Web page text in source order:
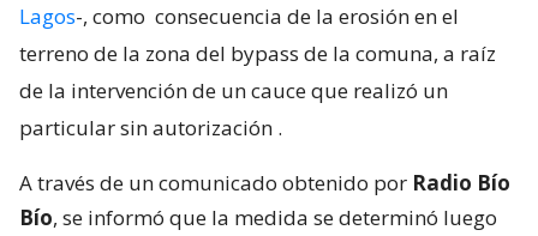
Lagos-, como consecuencia de la erosión en el
terreno de la zona del bypass de la comuna, a raíz
de la intervención de un cauce que realizó un
particular sin autorización .
A través de un comunicado obtenido por Radio Bío
Bío, se informó que la medida se determinó luego